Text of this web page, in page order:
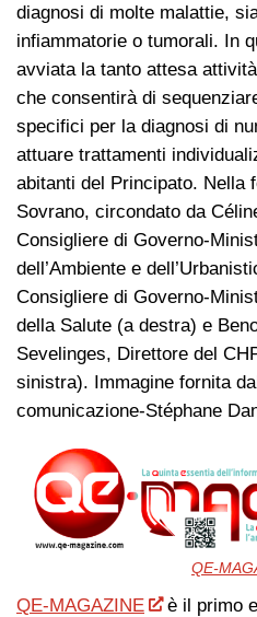
diagnosi di molte malattie,
infiammatorie o tumorali. In
avviata la tanto attesa
che consentirà di
specifici per la diagnosi di
attuare trattamenti
abitanti del Principato. Nella
Sovrano, circondato da
Consigliere di Governo-
dell’Ambiente e
Consigliere di Governo-
della Salute (a destra) e
Sevelinges, Direttore del
sinistra). Immagine fornita
comunicazione-Stéphane
QE-
QE-MAGAZINE
è il primo